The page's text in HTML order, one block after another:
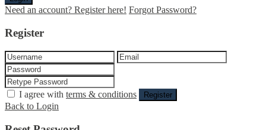
Need an account? Register here! Forgot Password?
Register
I agree with terms & conditions Register
Back to Login